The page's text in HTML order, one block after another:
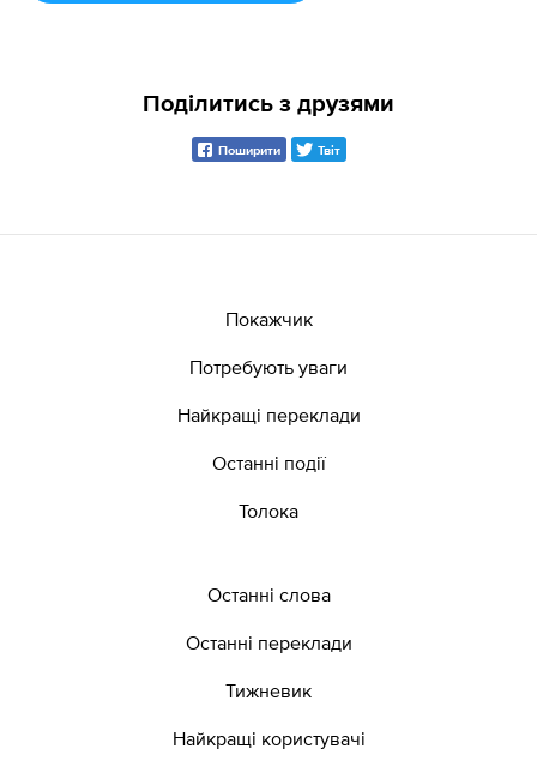
Поділитись з друзями
Поширити Твіт
Покажчик
Потребують уваги
Найкращі переклади
Останні події
Толока
Останні слова
Останні переклади
Тижневик
Найкращі користувачі